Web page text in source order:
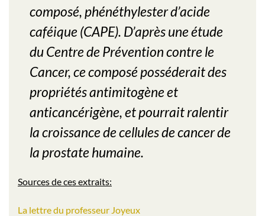
composé, phénéthylester d’acide
caféique (CAPE). D’après une étude
du Centre de Prévention contre le
Cancer, ce composé posséderait des
propriétés antimitogène et
anticancérigène, et pourrait ralentir
la croissance de cellules de cancer de
la prostate humaine.
Sources de ces extraits:
La lettre du professeur Joyeux